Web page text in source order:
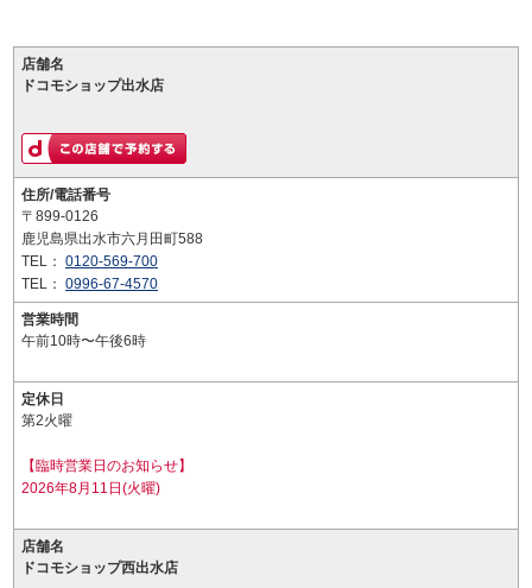
店舗名
ドコモショップ出水店
住所/電話番号
〒899-0126
鹿児島県出水市六月田町588
TEL： 0120-569-700
TEL： 0996-67-4570
営業時間
午前10時〜午後6時
定休日
第2火曜
【臨時営業日のお知らせ】
2026年8月11日(火曜)
店舗名
ドコモショップ西出水店